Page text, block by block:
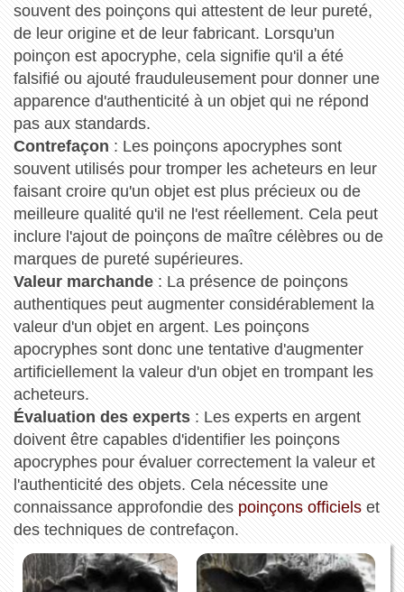
souvent des poinçons qui attestent de leur pureté,
de leur origine et de leur fabricant. Lorsqu'un
poinçon est apocryphe, cela signifie qu'il a été
falsifié ou ajouté frauduleusement pour donner une
apparence d'authenticité à un objet qui ne répond
pas aux standards.
Contrefaçon : Les poinçons apocryphes sont
souvent utilisés pour tromper les acheteurs en leur
faisant croire qu'un objet est plus précieux ou de
meilleure qualité qu'il ne l'est réellement. Cela peut
inclure l'ajout de poinçons de maître célèbres ou de
marques de pureté supérieures.
Valeur marchande: La présence de poinçons
authentiques peut augmenter considérablement la
valeur d'un objet en argent. Les poinçons
apocryphes sont donc une tentative d'augmenter
artificiellement la valeur d'un objet en trompant les
acheteurs.
Évaluation des experts: Les experts en argent
doivent être capables d'identifier les poinçons
apocryphes pour évaluer correctement la valeur et
l'authenticité des objets. Cela nécessite une
connaissance approfondie des poinçons officielset
des techniques de contrefaçon.